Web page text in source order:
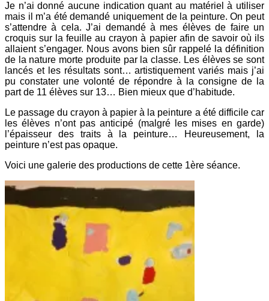
Je n’ai donné aucune indication quant au matériel à utiliser
mais il m’a été demandé uniquement de la peinture. On peut
s’attendre à cela. J’ai demandé à mes élèves de faire un
croquis sur la feuille au crayon à papier afin de savoir où ils
allaient s’engager. Nous avons bien sûr rappelé la définition
de la nature morte produite par la classe. Les élèves se sont
lancés et les résultats sont… artistiquement variés mais j’ai
pu constater une volonté de répondre à la consigne de la
part de 11 élèves sur 13… Bien mieux que d’habitude.
Le passage du crayon à papier à la peinture a été difficile car
les élèves n’ont pas anticipé (malgré les mises en garde)
l’épaisseur des traits à la peinture… Heureusement, la
peinture n’est pas opaque.
Voici une galerie des productions de cette 1ère séance.